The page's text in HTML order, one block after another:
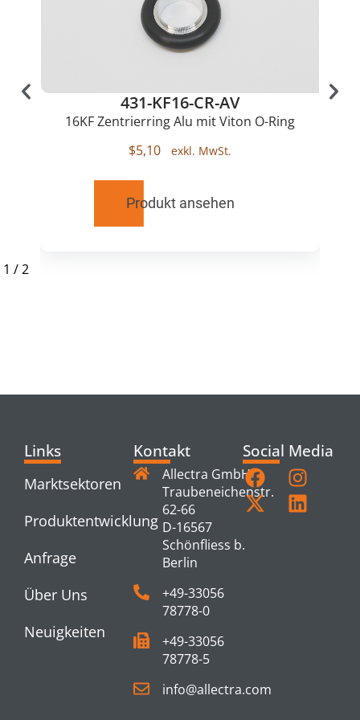
431-KF16-CR-AV
16KF Zentrierring Alu mit Viton O-Ring
$5,10
Produkt ansehen
1 /2
Links
Marktsektoren
Produktentwicklung
Anfrage
Über Uns
Neuigkeiten
Kontakt
Allectra GmbH
Traubeneichenstr.
62-66
D-16567
Schönfliess b.
Berlin
+49-33056
78778-0
+49-33056
78778-5
info@allectra.com
Social Media